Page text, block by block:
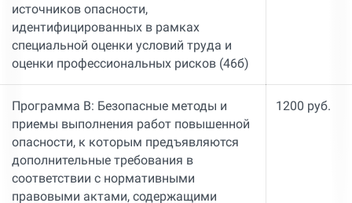
источников опасности,
идентифицированных в рамках
специальной оценки условий труда и
оценки профессиональных рисков (46б)
Программа В: Безопасные методы и
приемы выполнения работ повышенной
опасности, к которым предъявляются
дополнительные требования в
соответствии с нормативными
правовыми актами, содержащими
1200 руб.